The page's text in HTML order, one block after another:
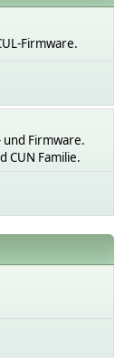
Firmware.
und Firmware.
CUN Familie.